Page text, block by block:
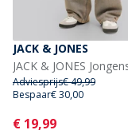
JACK & JONES
Adviesprijs€ 49,99
Bespaar€ 30,00
Current
€ 19,99